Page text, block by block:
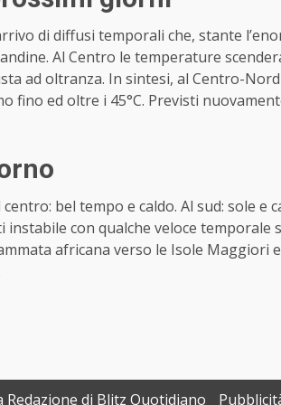
di diffusi temporali che, stante
Al Centro le temperature
ad oltranza. In sintesi, al Centro-
fino ed oltre i 45°C. Previsti
bel tempo e caldo. Al sud: sole e
con qualche veloce temporale
africana verso le Isole Maggiori e
Redazione di Blitz Quotidiano